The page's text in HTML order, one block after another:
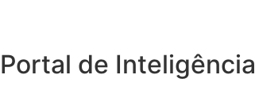
Portal de Inteligência